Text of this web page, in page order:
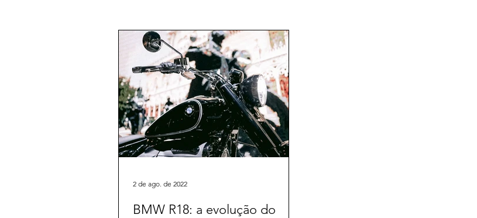
Editorial Esporte Diário de Habilitação
BMW R18: a evolução do
2 de ago. de 2022